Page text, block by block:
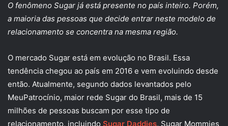
O fenômeno Sugar já está presente no país inteiro. Porém,
a maioria das pessoas que decide entrar neste modelo de
relacionamento se concentra na mesma região.
O mercado Sugar está em evolução no Brasil. Essa
tendência chegou ao país em 2016 e vem evoluindo desde
então. Atualmente, segundo dados levantados pelo
MeuPatrocínio, maior rede Sugar do Brasil, mais de 15
milhões de pessoas buscam por esse tipo de
relacionamento, incluindo Sugar Daddies, Sugar Mommies